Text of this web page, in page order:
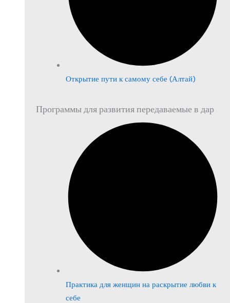
Открытие пути к самому себе (Алтай)
Программы для развития передаваемые в дар
Практика для женщин на раскрытие любви к
себе